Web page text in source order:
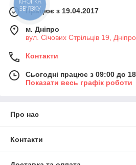
Працює з 19.04.2017
м. Дніпро
вул. Січових Стрільців 19,
Контакти
Сьогодні працює з 09:00 до
Показати весь графік роботи
Про нас
Контакти
КНОПКА
ЗВ'ЯЗКУ